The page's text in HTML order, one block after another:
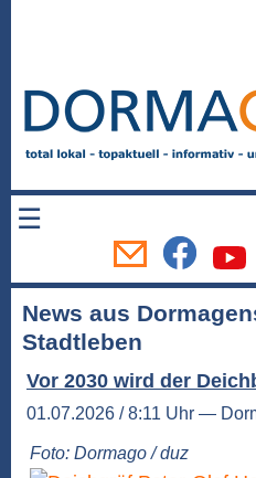
☰
News aus
Stadtleben
Vor 2030 wird der
01.07.2026 / 8:11 Uhr —
Foto: Dormago / duz